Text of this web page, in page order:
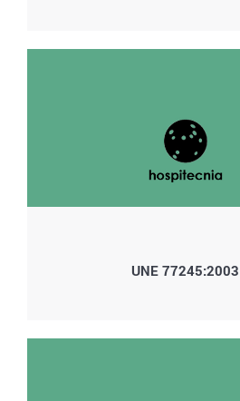
UNE 77245:2003